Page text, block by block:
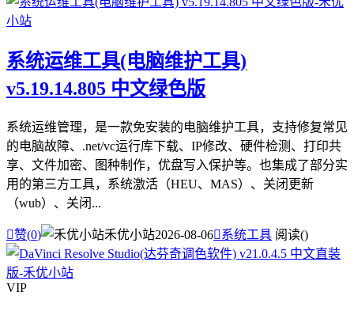
系统运维工具(电脑维护工具)
v5.19.14.805 中文绿色版
系统运维管理，是一款免安装的电脑维护工具，支持修复常见
的电脑故障、.net/vc运行库下载、IP修改、硬件检测、打印共
享、文件加密、图种制作，优盘写入保护等。也集成了部分实
用的第三方工具，系统激活（HEU、MAS）、关闭更新
（wub）、关闭...
赞(0) 禾优小站2026-08-06系统工具 阅读()
VIP